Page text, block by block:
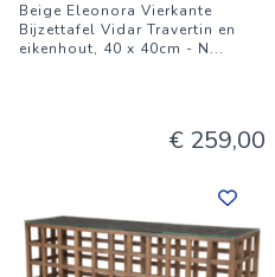
Beige Eleonora Vierkante
Bijzettafel Vidar Travertin en
eikenhout, 40 x 40cm - N...
€ 259,00